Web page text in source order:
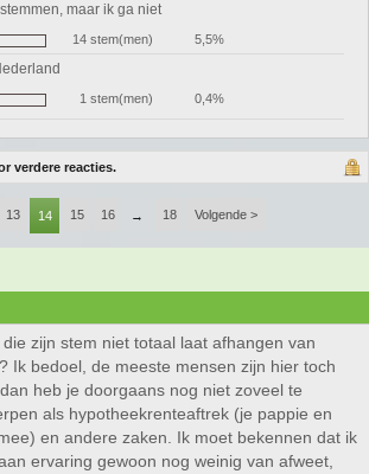
maar ik ga niet
14 stem(men) 5,5%
1 stem(men) 0,4%
verdere reacties.
13 14 15 16 → 18 Volgende >
zijn stem niet totaal laat afhangen van
Ik bedoel, de meeste mensen zijn hier toch
heb je doorgaans nog niet zoveel te
als hypotheekrenteaftrek (je pappie en
en andere zaken. Ik moet bekennen dat ik
ervaring gewoon nog weinig van afweet,